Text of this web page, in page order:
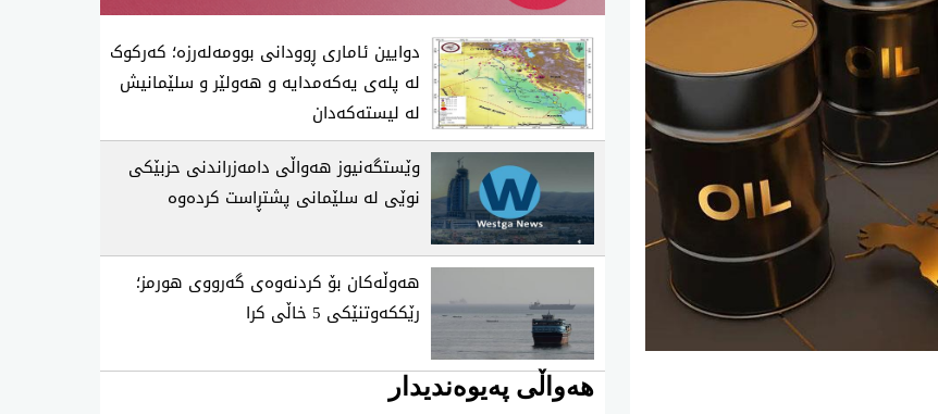
دوایین ئاماری ڕوودانی بوومەلەرزە؛ کەرکوک
لە پلەی یەکەمدایە و هەولێر و سلێمانیش
لە لیستەکەدان
وێستگەنیوز هەواڵی دامەزراندنی حزبێکی
نوێی لە سلێمانی پشتڕاست کردەوە
هەوڵەکان بۆ کردنەوەی گەرووی هورمز؛
رێککەوتنێکی 5 خاڵی کرا
هەواڵی پەیوەندیدار